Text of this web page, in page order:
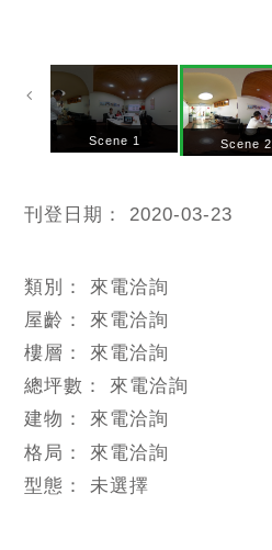
Scene 1 Scene 2
刊登日期： 2020-03-23
類別： 來電洽詢
屋齡： 來電洽詢
樓層： 來電洽詢
總坪數： 來電洽詢
建物： 來電洽詢
格局： 來電洽詢
型態：未選擇